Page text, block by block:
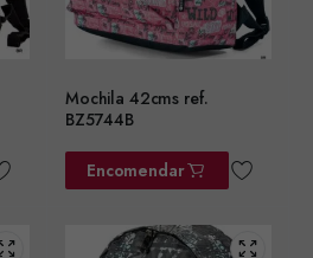
Mochila 42cms ref.
BZ5744B
Encomendar